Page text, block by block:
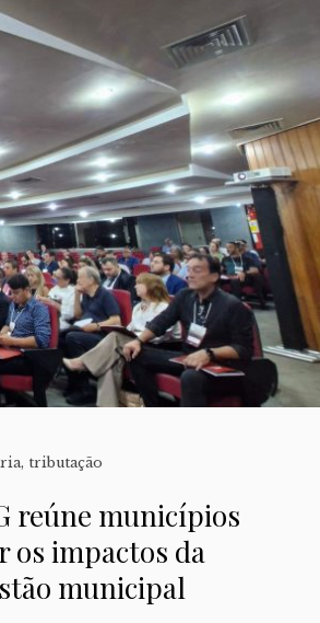
, tributação
reúne municípios
os impactos da
municipal